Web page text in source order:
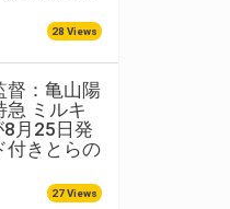
28 Views
督：亀山陽
急 ミルキ
月25日発
付きとらの
27 Views